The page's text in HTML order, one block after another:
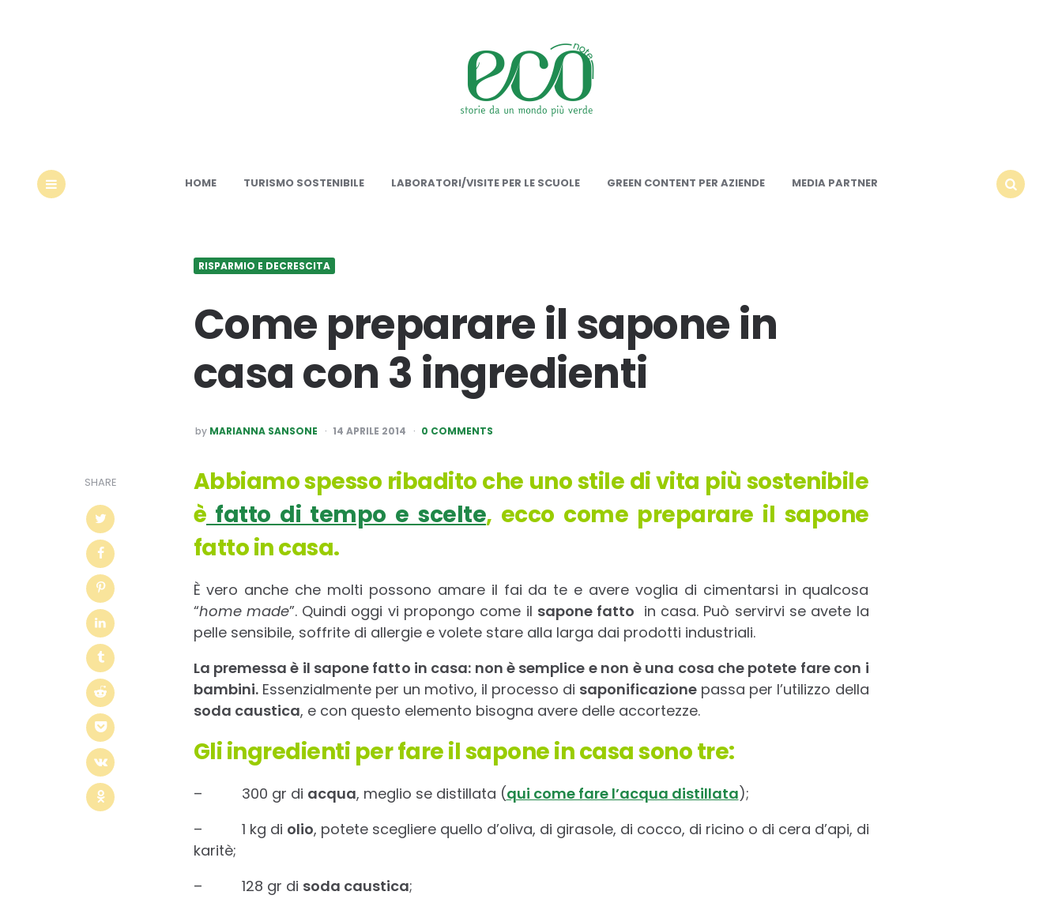
HOME TURISMO SOSTENIBILE LABORATORI/VISITE PER LE SCUOLE GREEN CONTENT PER AZIENDE
MEDIA PARTNER
RISPARMIO E DECRESCITA
Come preparare il sapone in
casa con 3 ingredienti
POSTED
BY
by MARIANNA SANSONE 14 APRILE 2014 0 COMMENTS
SHARE
Abbiamo spesso ribadito che uno stile di vita più sostenibile
è fatto di tempo e scelte, ecco come preparare il sapone
fatto in casa.
È vero anche che molti possono amare il fai da te e avere voglia di cimentarsi in qualcosa
“home made”. Quindi oggi vi propongo come il sapone fatto in casa. Può servirvi se avete la
pelle sensibile, soffrite di allergie e volete stare alla larga dai prodotti industriali.
La premessa è il sapone fatto in casa: non è semplice e non è una cosa che potete fare con i
bambini.Essenzialmente per un motivo, il processo di saponificazione passa per l’utilizzo della
soda caustica, e con questo elemento bisogna avere delle accortezze.
Gli ingredienti per fare il sapone in casa sono tre:
– 300 gr di acqua, meglio se distillata (qui come fare l’acqua distillata);
– 1 kg di olio, potete scegliere quello d’oliva, di girasole, di cocco, di ricino o di cera d’api, di
karitè;
– 128 gr di soda caustica;